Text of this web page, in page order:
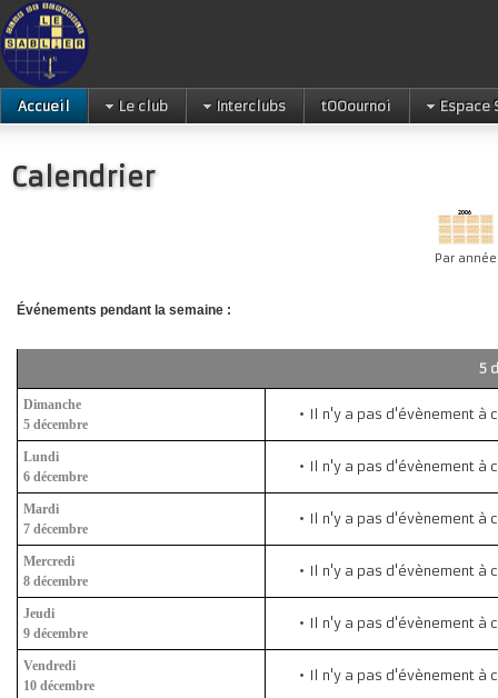
Accueil Le club Interclubs tOOournoi Espace
Calendrier
Par année
Événements pendant la semaine :
5
Dimanche
5 décembre
Il n'y a pas d'évènement à
Lundi
6 décembre
Il n'y a pas d'évènement à
Mardi
7 décembre
Il n'y a pas d'évènement à
Mercredi
8 décembre
Il n'y a pas d'évènement à
Jeudi
9 décembre
Il n'y a pas d'évènement à
Vendredi
10 décembre
Il n'y a pas d'évènement à